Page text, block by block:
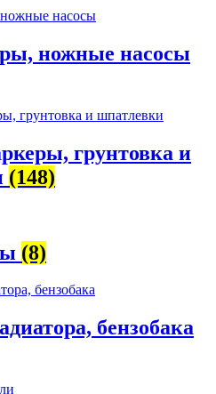
ножные насосы
грунтовка и
(148)
(8)
бензобака